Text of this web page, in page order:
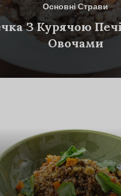
Основні Страви
З Курячою
Овочами